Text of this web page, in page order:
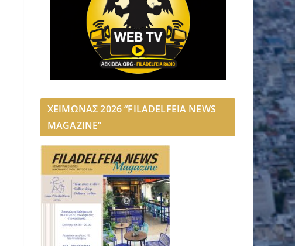
ΧΕΙΜΩΝΑΣ 2026 “FILADELFEIA NEWS
MAGAZINE”